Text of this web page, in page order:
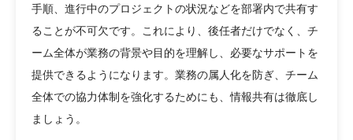
手順、進行中のプロジェクトの状況などを部署内で共有す
ることが不可欠です。これにより、後任者だけでなく、チ
ーム全体が業務の背景や目的を理解し、必要なサポートを
提供できるようになります。業務の属人化を防ぎ、チーム
全体での協力体制を強化するためにも、情報共有は徹底し
ましょう。